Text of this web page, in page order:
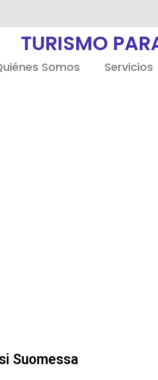
TURISMO
Somos Servicios
Suomessa